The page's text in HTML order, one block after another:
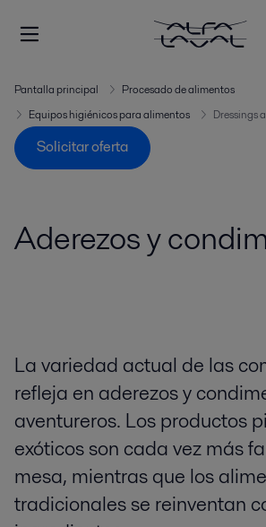
Pantalla principal
Procesado de alimentos
Equipos higiénicos para alimentos
Dressings
Solicitar oferta
Aderezos y
La variedad actual de las
refleja en aderezos y
aventureros. Los productos
exóticos son cada vez más
mesa, mientras que los
tradicionales se reinventan